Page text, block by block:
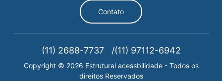
Contato
(11) 2688-7737 (11) 97112-6942
Copyright © 2026 Estrutural acessbilidade - Todos os
direitos Reservados